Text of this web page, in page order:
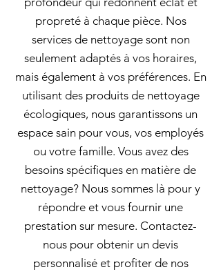
propreté à chaque pièce. Nos
services de nettoyage sont non
seulement adaptés à vos horaires,
mais également à vos préférences. En
utilisant des produits de nettoyage
écologiques, nous garantissons un
espace sain pour vous, vos employés
ou votre famille. Vous avez des
besoins spécifiques en matière de
nettoyage? Nous sommes là pour y
répondre et vous fournir une
prestation sur mesure. Contactez-
nous pour obtenir un devis
personnalisé et profiter de nos